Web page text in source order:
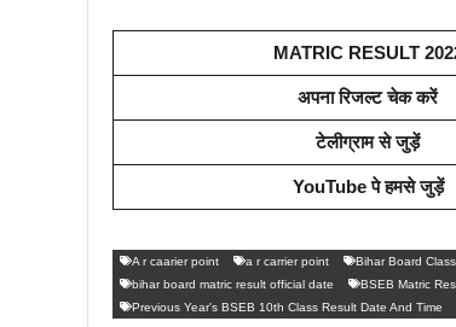
MATRIC RESULT
अपना रिजल्ट चेक करें
टेलीग्राम से जुड़ें
YouTube पे हमसे जुड़ें
A r caarier point a r carrier point Bihar Board
bihar board matric result official date
BSEB Matric
Previous Year's BSEB 10th Class Result Date And Time